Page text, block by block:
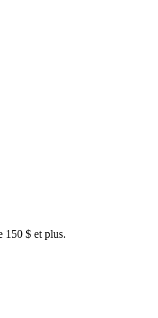
150 $ et plus.